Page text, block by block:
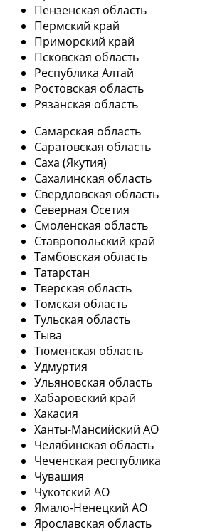
Пензенская область
Пермский край
Приморский край
Псковская область
Республика Алтай
Ростовская область
Рязанская область
Самарская область
Саратовская область
Саха (Якутия)
Сахалинская область
Свердловская область
Северная Осетия
Смоленская область
Ставропольский край
Тамбовская область
Татарстан
Тверская область
Томская область
Тульская область
Тыва
Тюменская область
Удмуртия
Ульяновская область
Хабаровский край
Хакасия
Ханты-Мансийский АО
Челябинская область
Чеченская республика
Чувашия
Чукотский АО
Ямало-Ненецкий АО
Ярославская область